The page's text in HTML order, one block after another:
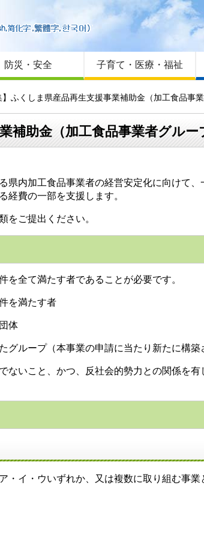
はじめての方へ
Foreign language
サイトマップ
防災・安全 子育て・医療・福祉
ふくしま県産品再生支援事業補助金（加工食品事
補助金（加工食品事業者グル
内加工食品事業者の経営安定化に向けて
経費の一部を支援します。
ご提出ください。
全て満たす者であることが必要です。
件を満たす者
体
ープ（本事業の申請に当たり新たに構築
ないこと、かつ、反社会的勢力との関係を
イ・ウいずれか、又は複数に取り組む事業